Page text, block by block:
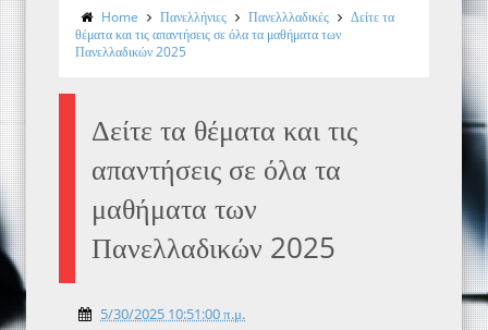
Home Πανελλήνιες Πανελλλαδικές
Δείτε τα
θέματα και τις απαντήσεις σε όλα τα μαθήματα των
Πανελλαδικών 2025
Δείτε τα θέματα και τις
απαντήσεις σε όλα τα
μαθήματα των
Πανελλαδικών 2025
5/30/2025 10:51:00 π.μ.